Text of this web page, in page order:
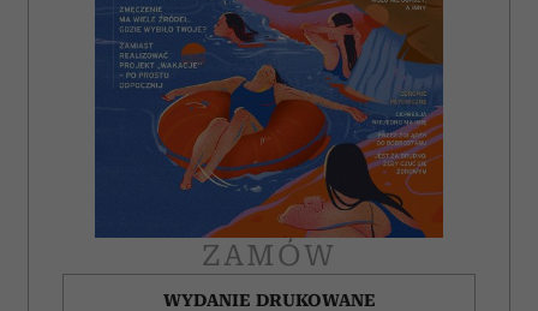
ZAMÓW
WYDANIE DRUKOWANE